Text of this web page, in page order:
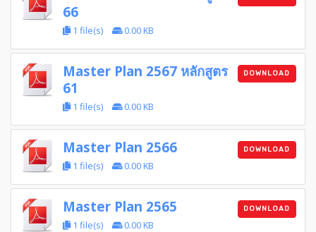
66
1 file(s) 0.00 KB
Master Plan 2567 หลักสูตร
61
1 file(s) 0.00 KB
DOWNLOAD
Master Plan 2566
1 file(s) 0.00 KB
DOWNLOAD
Master Plan 2565
1 file(s) 0.00 KB
DOWNLOAD